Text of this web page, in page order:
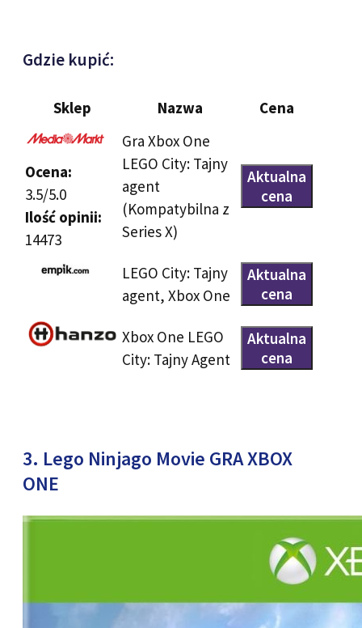
Gdzie kupić:
Sklep Nazwa Cena
Ocena:
3.5/5.0
Ilość opinii:
14473
Gra Xbox One
LEGO City: Tajny
agent
(Kompatybilna z
Series X)
Aktualna
cena
LEGO City: Tajny
agent, Xbox One
Aktualna
cena
Xbox One LEGO
City: Tajny Agent
Aktualna
cena
3. Lego Ninjago Movie GRA XBOX
ONE